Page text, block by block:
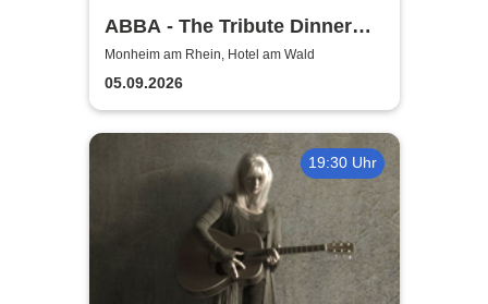
ABBA - The Tribute Dinner
Show
Monheim am Rhein, Hotel am Wald
05.09.2026
19:30 Uhr